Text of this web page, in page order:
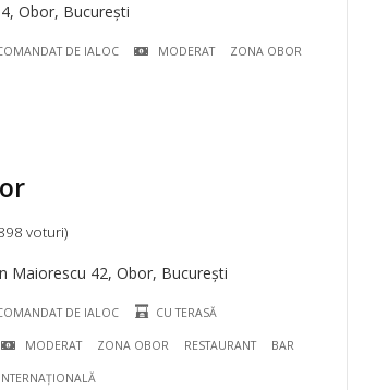
Obor, București
DE IALOC MODERAT ZONA OBOR
voturi)
Maiorescu 42, Obor, București
DE IALOC CU TERASĂ
MODERAT ZONA OBOR RESTAURANT BAR